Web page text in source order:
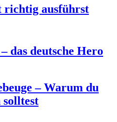
richtig ausführst
das deutsche Hero
– Warum du
solltest